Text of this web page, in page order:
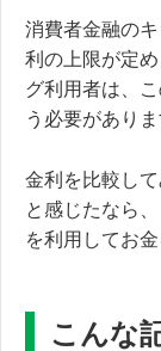
消費者金融の
利の上限が定
グ利用者は、
う必要がありま
金利を比較し
と感じたなら
を利用してお
こんな